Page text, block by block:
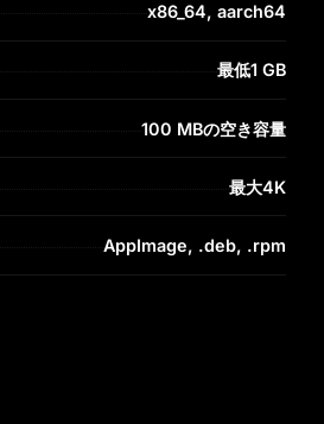
x86_64, aarch64
最低1 GB
100 MBの空き容量
最大4K
AppImage, .deb, .rpm